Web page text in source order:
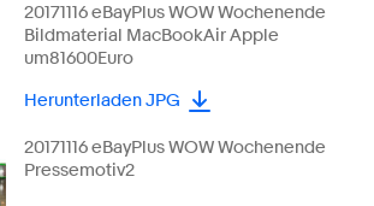
20171116 eBayPlus WOW Wochenende
Bildmaterial MacBookAir Apple
um81600Euro
Herunterladen JPG
20171116 eBayPlus WOW Wochenende
Pressemotiv2